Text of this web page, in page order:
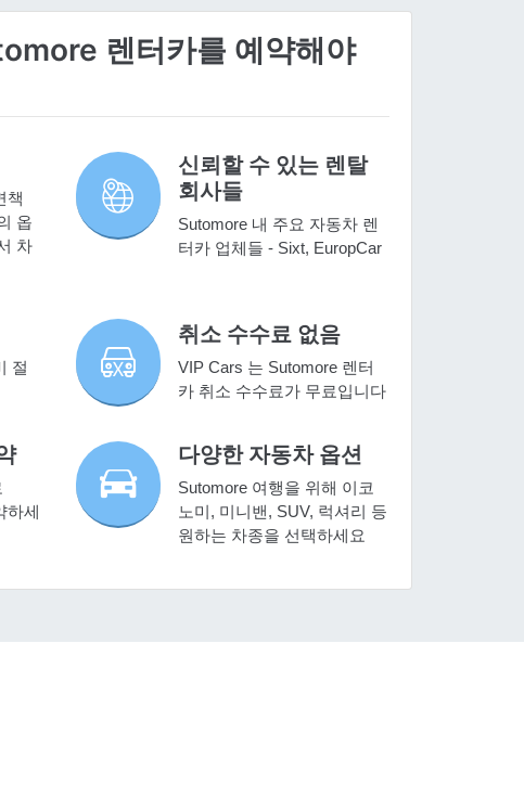
렌터카를 예약해야
책
옵
차
신뢰할 수 있는 렌탈
회사들
Sutomore 내 주요 자동차 렌
터카 업체들 - Sixt, EuropCar
절
취소 수수료 없음
VIP Cars 는 Sutomore 렌터
카 취소 수수료가 무료입니다
하세
다양한 자동차 옵션
Sutomore 여행을 위해 이코
노미, 미니밴, SUV, 럭셔리 등
원하는 차종을 선택하세요